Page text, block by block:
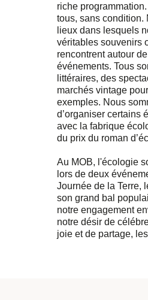
riche
tous, sans condition.
lieux dans lesquels
véritables souvenirs
rencontrent autour
événements. Tous
littéraires, des
marchés vintage
exemples. Nous
d’organiser certains
avec la fabrique
du prix du roman
Au MOB, l'écologie
lors de deux
Journée de la Terre,
son grand bal
notre engagement
notre désir de
joie et de partage,